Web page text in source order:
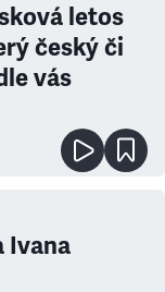
letos
český či
vás
Ivana